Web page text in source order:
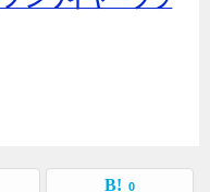
0